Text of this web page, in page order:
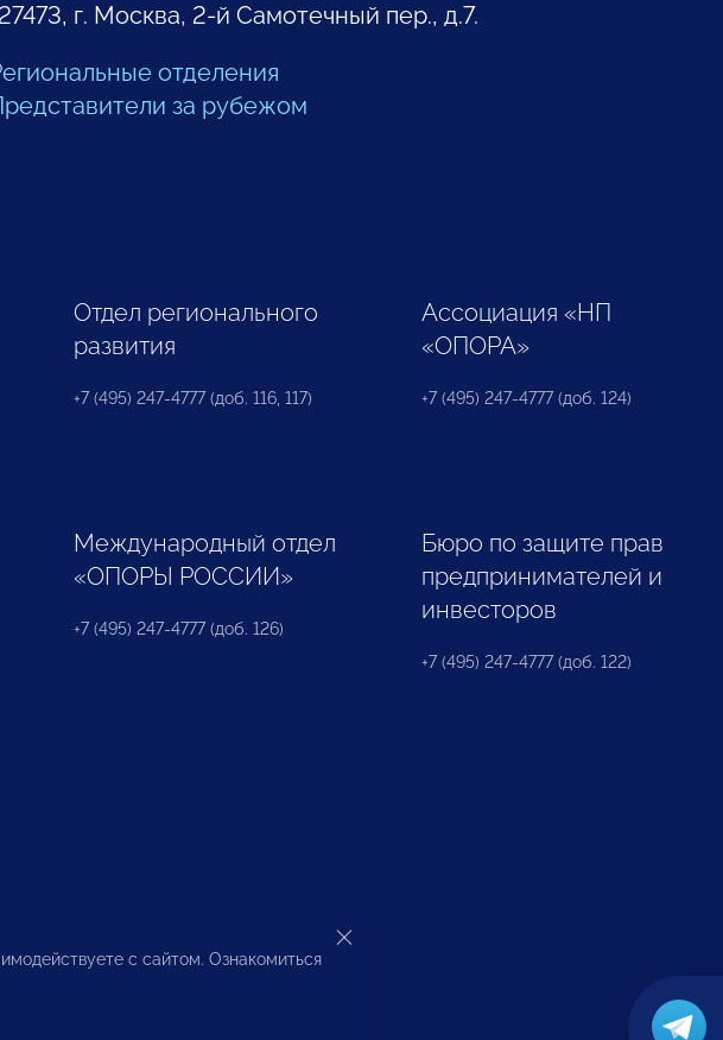
г. Москва, 2-й Самотечный пер., д.7.
отделения
за рубежом
Отдел регионального
развития
+7 (495) 247-4777 (доб. 116, 117)
Ассоциация «НП
«ОПОРА»
+7 (495) 247-4777 (доб. 124)
Международный отдел
«ОПОРЫ РОССИИ»
+7 (495) 247-4777 (доб. 126)
Бюро по защите прав
предпринимателей и
инвесторов
+7 (495) 247-4777 (доб. 122)
с сайтом. Ознакомиться